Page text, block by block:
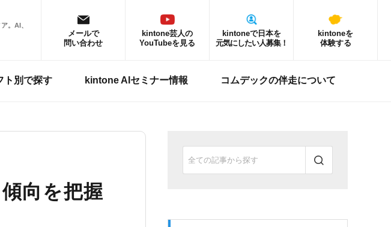
。AI、
メールで
問い合わせ
kintone芸人の
YouTubeを見る
kintoneで日本を
元気にしたい人募集！
kintoneを
体験する
ト別で探す kintone AIセミナー情報 コムデックの伴走について
向を把握